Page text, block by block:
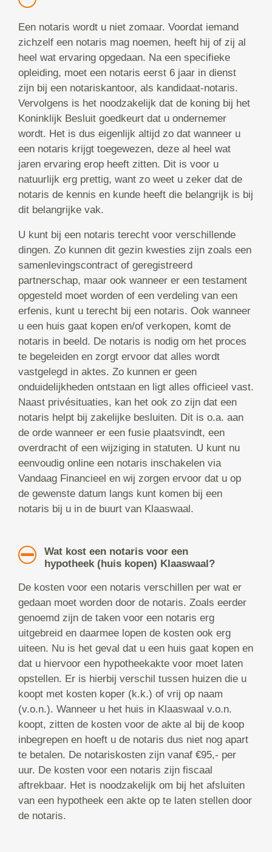
Een notaris wordt u niet zomaar. Voordat iemand
zichzelf een notaris mag noemen, heeft hij of zij al
heel wat ervaring opgedaan. Na een specifieke
opleiding, moet een notaris eerst 6 jaar in dienst
zijn bij een notariskantoor, als kandidaat-notaris.
Vervolgens is het noodzakelijk dat de koning bij het
Koninklijk Besluit goedkeurt dat u ondernemer
wordt. Het is dus eigenlijk altijd zo dat wanneer u
een notaris krijgt toegewezen, deze al heel wat
jaren ervaring erop heeft zitten. Dit is voor u
natuurlijk erg prettig, want zo weet u zeker dat de
notaris de kennis en kunde heeft die belangrijk is bij
dit belangrijke vak.
U kunt bij een notaris terecht voor verschillende
dingen. Zo kunnen dit gezin kwesties zijn zoals een
samenlevingscontract of geregistreerd
partnerschap, maar ook wanneer er een testament
opgesteld moet worden of een verdeling van een
erfenis, kunt u terecht bij een notaris. Ook wanneer
u een huis gaat kopen en/of verkopen, komt de
notaris in beeld. De notaris is nodig om het proces
te begeleiden en zorgt ervoor dat alles wordt
vastgelegd in aktes. Zo kunnen er geen
onduidelijkheden ontstaan en ligt alles officieel vast.
Naast privésituaties, kan het ook zo zijn dat een
notaris helpt bij zakelijke besluiten. Dit is o.a. aan
de orde wanneer er een fusie plaatsvindt, een
overdracht of een wijziging in statuten. U kunt nu
eenvoudig online een notaris inschakelen via
Vandaag Financieel en wij zorgen ervoor dat u op
de gewenste datum langs kunt komen bij een
notaris bij u in de buurt van Klaaswaal.
Wat kost een notaris voor een
hypotheek (huis kopen) Klaaswaal?
De kosten voor een notaris verschillen per wat er
gedaan moet worden door de notaris. Zoals eerder
genoemd zijn de taken voor een notaris erg
uitgebreid en daarmee lopen de kosten ook erg
uiteen. Nu is het geval dat u een huis gaat kopen en
dat u hiervoor een hypotheekakte voor moet laten
opstellen. Er is hierbij verschil tussen huizen die u
koopt met kosten koper (k.k.) of vrij op naam
(v.o.n.). Wanneer u het huis in Klaaswaal v.o.n.
koopt, zitten de kosten voor de akte al bij de koop
inbegrepen en hoeft u de notaris dus niet nog apart
te betalen. De notariskosten zijn vanaf €95,- per
uur. De kosten voor een notaris zijn fiscaal
aftrekbaar. Het is noodzakelijk om bij het afsluiten
van een hypotheek een akte op te laten stellen door
de notaris.